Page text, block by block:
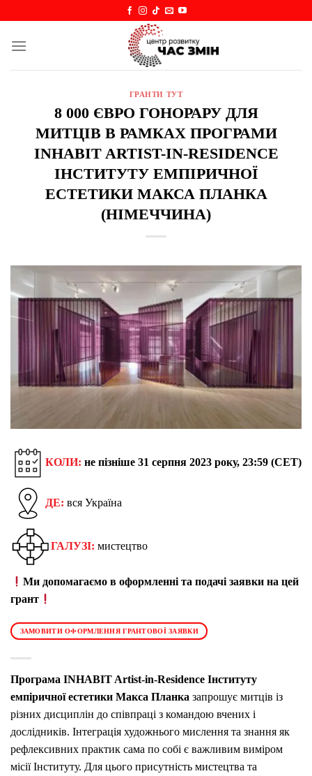
content
ГРАНТИ ТУТ
8 000 ЄВРО ГОНОРАРУ ДЛЯ
МИТЦІВ В РАМКАХ ПРОГРАМИ
INHABIT ARTIST-IN-RESIDENCE
ІНСТИТУТУ ЕМПІРИЧНОЇ
ЕСТЕТИКИ МАКСА ПЛАНКА
(НІМЕЧЧИНА)
КОЛИ: не пізніше 31 серпня 2023 року, 23:59 (CET)
ДЕ: вся Україна
ГАЛУЗІ: мистецтво
Ми допомагаємо в оформленні та подачі заявки на цей
грант
ЗАМОВИТИ ОФОРМЛЕННЯ ГРАНТОВОЇ ЗАЯВКИ
Програма INHABIT Artist-in-Residence Інституту
емпіричної естетики Макса Планка запрошує митців із
різних дисциплін до співпраці з командою вчених і
дослідників. Інтеграція художнього мислення та знання як
рефлексивних практик сама по собі є важливим виміром
місії Інституту. Для цього присутність мистецтва та